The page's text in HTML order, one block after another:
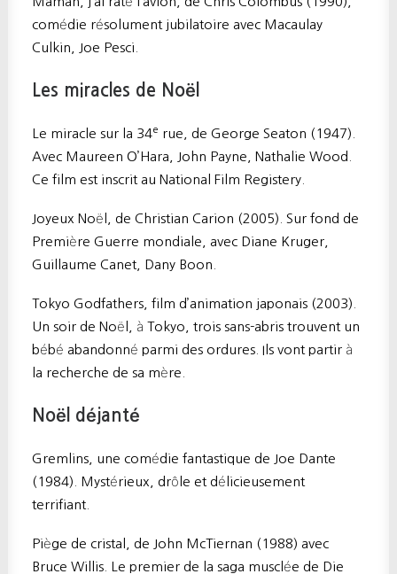
comédie résolument jubilatoire avec Macaulay
Culkin, Joe Pesci.
Les miracles de Noël
Le miracle sur la 34e rue, de George Seaton (1947).
Avec Maureen O’Hara, John Payne, Nathalie Wood.
Ce film est inscrit au National Film Registery.
Joyeux Noël, de Christian Carion (2005). Sur fond de
Première Guerre mondiale, avec Diane Kruger,
Guillaume Canet, Dany Boon.
Tokyo Godfathers, film d’animation japonais (2003).
Un soir de Noël, à Tokyo, trois sans-abris trouvent un
bébé abandonné parmi des ordures. Ils vont partir à
la recherche de sa mère.
Noël déjanté
Gremlins, une comédie fantastique de Joe Dante
(1984). Mystérieux, drôle et délicieusement
terrifiant.
Piège de cristal, de John McTiernan (1988) avec
Bruce Willis. Le premier de la saga musclée de Die